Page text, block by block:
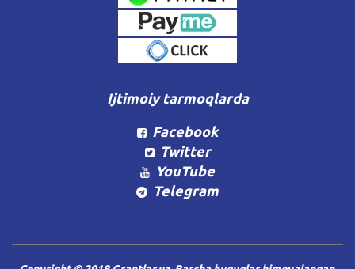
Ijtimoiy tarmoqlarda
Facebook
Twitter
YouTube
Telegram